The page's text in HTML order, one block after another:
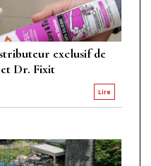
exclusif de
Dr. Fixit
Lire